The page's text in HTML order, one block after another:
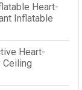
Heart-
Inflatable
Heart-
Ceiling